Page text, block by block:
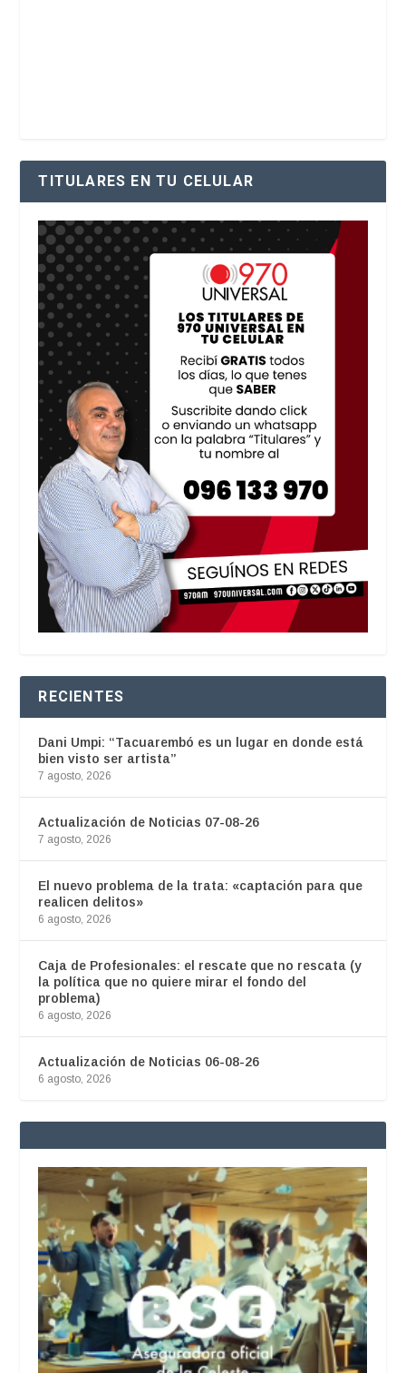
TITULARES EN TU CELULAR
RECIENTES
Dani Umpi: “Tacuarembó es un lugar en donde está
bien visto ser artista”
7 agosto, 2026
Actualización de Noticias 07-08-26
7 agosto, 2026
El nuevo problema de la trata: «captación para que
realicen delitos»
6 agosto, 2026
Caja de Profesionales: el rescate que no rescata (y
la política que no quiere mirar el fondo del
problema)
6 agosto, 2026
Actualización de Noticias 06-08-26
6 agosto, 2026